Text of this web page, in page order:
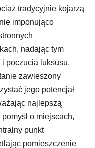
tradycyjnie kojarzą
imponująco
nadając tym
poczucia luksusu.
zawieszony
jego potencjał
najlepszą
o miejscach,
punkt
pomieszczenie